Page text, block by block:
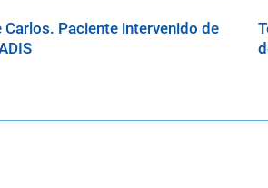
Paciente intervenido de